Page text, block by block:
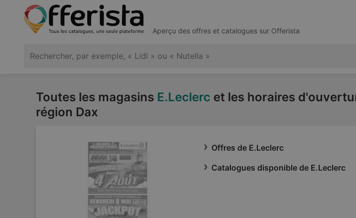
Aperçu des offres et catalogues sur Offerista
Toutes les magasins E.Leclerc et les horaires
région Dax
Offres de E.Leclerc
Catalogues disponible de E.Leclerc